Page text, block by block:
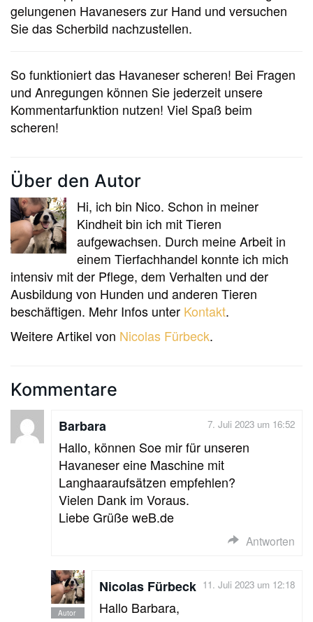
gelungenen Havanesers zur Hand und versuchen
Sie das Scherbild nachzustellen.
So funktioniert das Havaneser scheren! Bei Fragen
und Anregungen können Sie jederzeit unsere
Kommentarfunktion nutzen! Viel Spaß beim
scheren!
Über den Autor
Hi, ich bin Nico. Schon in meiner
Kindheit bin ich mit Tieren
aufgewachsen. Durch meine Arbeit in
einem Tierfachhandel konnte ich mich
intensiv mit der Pflege, dem Verhalten und der
Ausbildung von Hunden und anderen Tieren
beschäftigen. Mehr Infos unter Kontakt.
Weitere Artikel von Nicolas Fürbeck.
Kommentare
Barbara 7. Juli 2023 um 16:52
Hallo, können Soe mir für unseren
Havaneser eine Maschine mit
Langhaaraufsätzen empfehlen?
Vielen Dank im Voraus.
Liebe Grüße weB.de
Antworten
Nicolas Fürbeck 11. Juli 2023 um 12:18
Hallo Barbara,